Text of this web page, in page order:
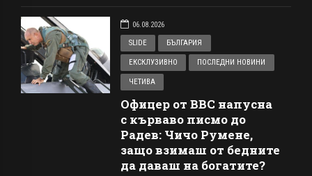
06.08.2026
SLIDE
БЪЛГАРИЯ
ЕКСКЛУЗИВНО ПОСЛЕДНИ НОВИНИ
ЧЕТИВА
Офицер от ВВС напусна
с кърваво писмо до
Радев: Чичо Румене,
защо взимаш от бедните
да даваш на богатите?